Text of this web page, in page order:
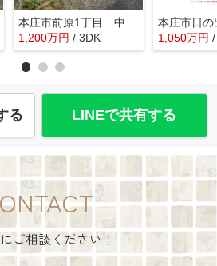
1,200万円 / 3DK 1,050万円
る LINEで共有する
ご相談ください！